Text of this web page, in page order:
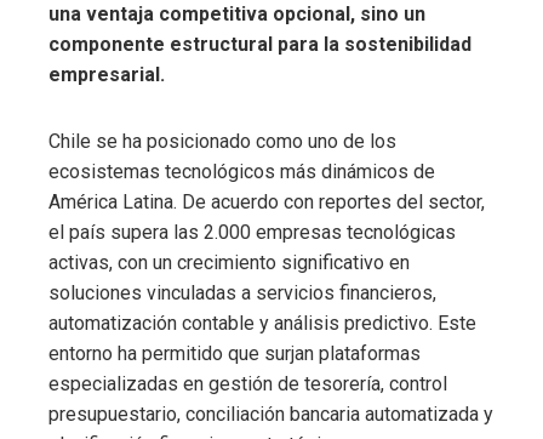
una ventaja competitiva opcional, sino un
componente estructural para la sostenibilidad
empresarial.
Chile se ha posicionado como uno de los
ecosistemas tecnológicos más dinámicos de
América Latina. De acuerdo con reportes del sector,
el país supera las 2.000 empresas tecnológicas
activas, con un crecimiento significativo en
soluciones vinculadas a servicios financieros,
automatización contable y análisis predictivo. Este
entorno ha permitido que surjan plataformas
especializadas en gestión de tesorería, control
presupuestario, conciliación bancaria automatizada y